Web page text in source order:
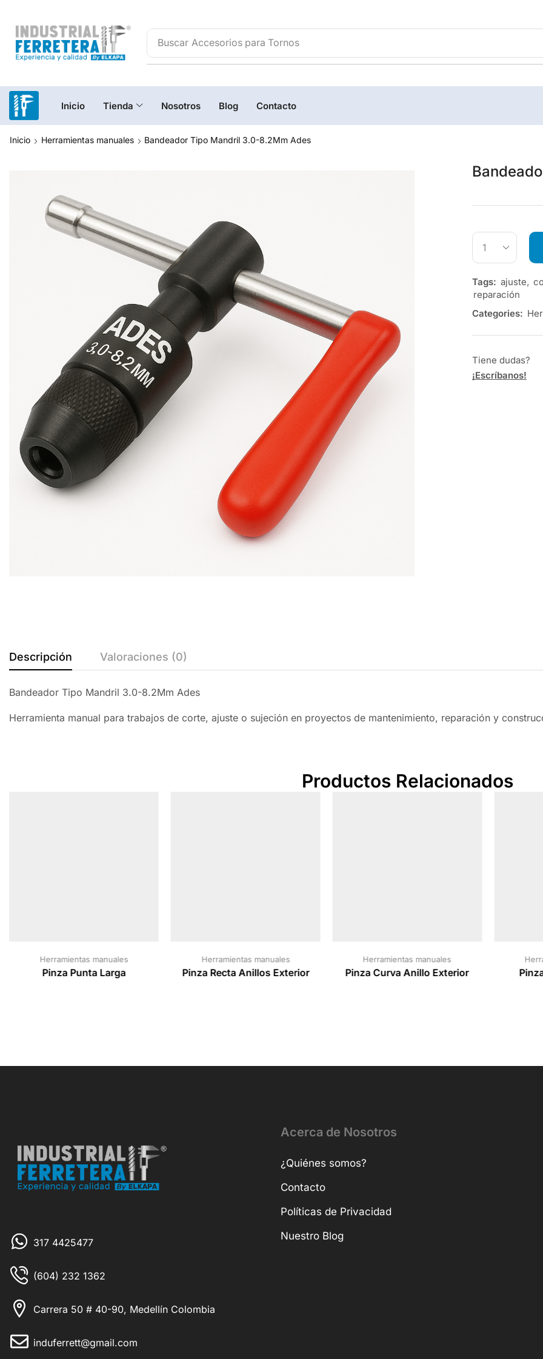
Buscar
Inicio Tienda Nosotros Blog Contacto
Inicio Herramientas manuales Bandeador Tipo Mandril 3.0-8.2Mm Ades
Tags: ajuste,
reparación
Categories:
Tiene dudas?
¡Escríbanos!
Descripción Valoraciones (0)
Bandeador Tipo Mandril 3.0-8.2Mm Ades
Herramienta manual para trabajos de corte, ajuste o sujeción en proyectos de mantenimiento, reparación y
Productos Relacionados
Herramientas manuales
Pinza Punta Larga
Herramientas manuales
Pinza Recta Anillos Exterior
Herramientas manuales
Pinza Curva Anillo Exterior
317 4425477
(604) 232 1362
Carrera 50 # 40-90, Medellín Colombia
induferrett@gmail.com
Acerca de Nosotros
¿Quiénes somos?
Contacto
Políticas de Privacidad
Nuestro Blog